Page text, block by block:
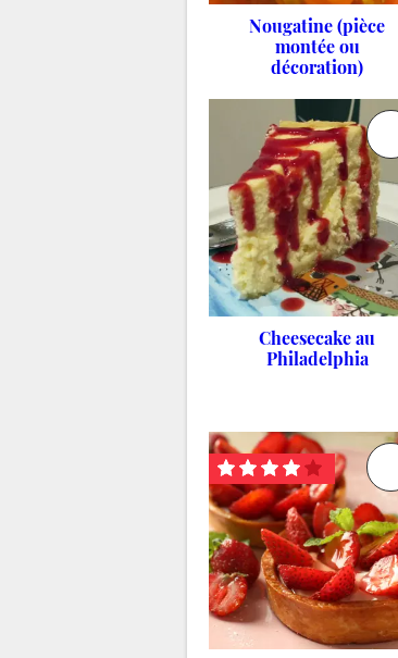
Nougatine (pièce
montée ou
décoration)
Cheesecake au
Philadelphia